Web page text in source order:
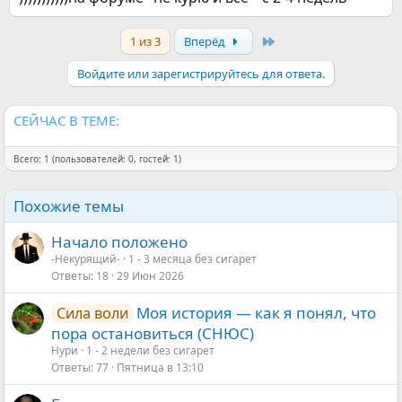
1 из 3 Вперёд
Войдите или зарегистрируйтесь для ответа.
СЕЙЧАС В ТЕМЕ:
Всего: 1 (пользователей: 0, гостей: 1)
Похожие темы
Начало положено
-Некурящий- 1 - 3 месяца без сигарет
Ответы 18 29 Июн 2026
Сила воли Моя история — как я понял, что
пора остановиться (СНЮС)
Нури
1 - 2 недели без сигарет
Ответы 77 Пятница в 13:10